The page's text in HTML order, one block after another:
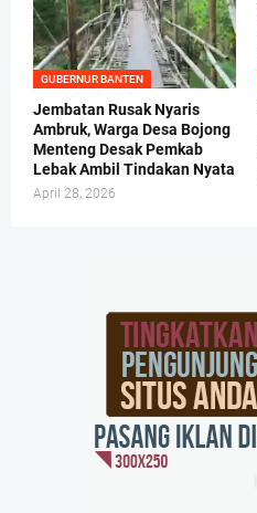
GUBERNUR BANTEN
Jembatan Rusak Nyaris
Ambruk, Warga Desa Bojong
Menteng Desak Pemkab
Lebak Ambil Tindakan Nyata
April 28, 2026